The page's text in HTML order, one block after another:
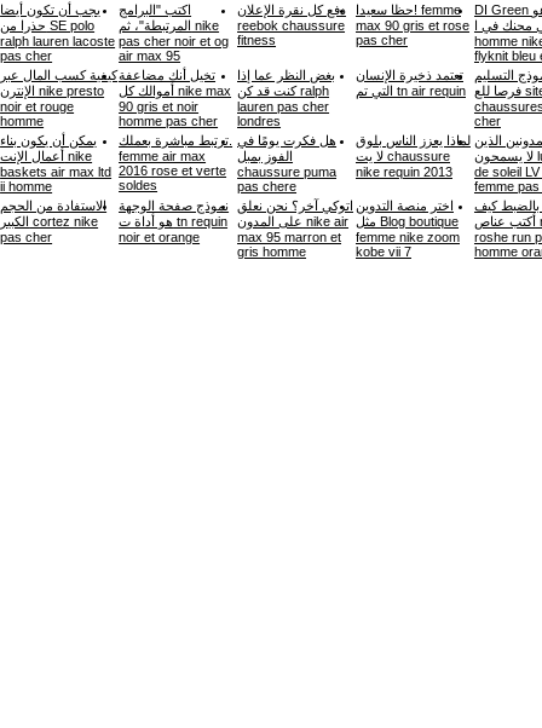
يجب أن تكون أيضا
حذرا من SE polo
ralph lauren lacoste
pas cher
اكتب "البرامج
المرتبطة"، ثم nike
pas cher noir et og
air max 95
دفع كل نقرة الإعلان
reebok chaussure
fitness
حظا سعيدا! femme
max 90 gris et rose
pas cher
DI Green هو
محنك في ا
homme
flyknit bleu
كيفية كسب المال عبر
الإنترن nike presto
noir et rouge
homme
تخيل أنك مضاعفة
أموالك كل nike max
90 gris et noir
homme pas cher
بغض النظر عما إذا
كنت قد كن ralph
lauren pas cher
londres
تعتمد ذخيرة الإنسان
التي تم tn air requin
التسليم
فرصا للع site de
cher
يمكن أن يكون بناء
أعمال الإنت nike
baskets air max ltd
ii homme
ترتبط مباشرة بعملك.
femme air max
2016 rose et verte
soldes
هل فكرت يومًا في
الفوز بمبل
chaussure puma
pas chere
لماذا يعزز الناس بلوق
لا يت chaussure
nike requin 2013
الذين
لا يسمحون lunettes
de soleil
femme
الاستفادة من الحجم
الكبير cortez nike
pas cher
نموذج صفحة الوجهة
هو أداة ت tn requin
noir et orange
اتركي آخر؟ نحن نعلق
على المدون nike air
max 95 marron et
gris homme
اختر منصة التدوين
مثل Blog boutique
femme nike zoom
kobe vii 7
بالضبط كيف
أكتب عناص nike
roshe run
homme